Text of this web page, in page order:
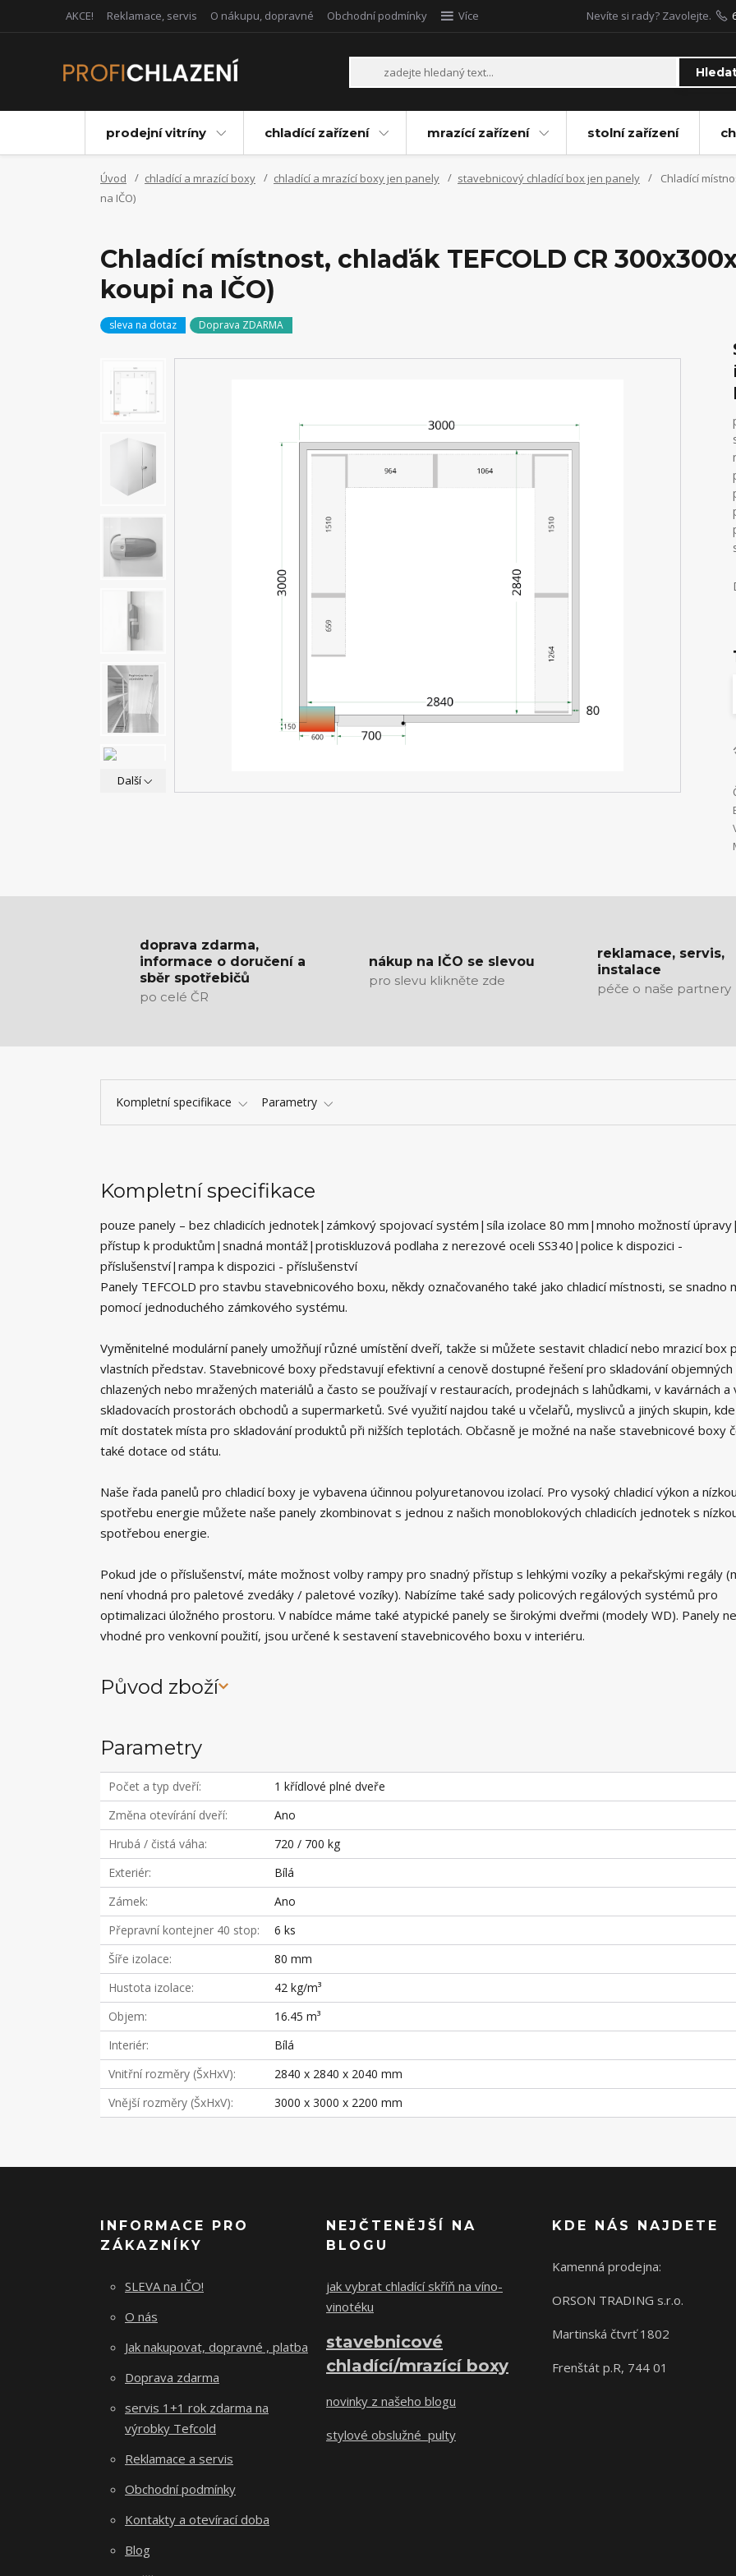
AKCE! Reklamace, servis O nákupu, dopravné Obchodní podmínky Více Nevíte si rady? Zavolejte.
prodejní vitríny chladící zařízení mrazící zařízení stolní zařízení
Úvod chladící a mrazící boxy chladící a mrazící boxy jen panely stavebnicový chladící box jen panely
Chladící
na IČO)
Chladící místnost, chlaďák TEFCOLD CR
koupi na IČO)
sleva na dotaz Doprava ZDARMA
Další
doprava zdarma,
informace o doručení a
sběr spotřebičů
po celé ČR
nákup na IČO se slevou
pro slevu klikněte zde
reklamace, servis,
instalace
péče o naše partnery
Kompletní specifikace Parametry
Kompletní specifikace
pouze panely – bez chladicích jednotek|zámkový spojovací systém|síla izolace 80 mm|mnoho možností
přístup k produktům|snadná montáž|protiskluzová podlaha z nerezové oceli SS340|police k dispozici -
příslušenství|rampa k dispozici - příslušenství
Panely TEFCOLD pro stavbu stavebnicového boxu, někdy označovaného také jako chladicí místnosti, se snadno
pomocí jednoduchého zámkového systému.
Vyměnitelné modulární panely umožňují různé umístění dveří, takže si můžete sestavit chladicí nebo mrazicí box
vlastních představ. Stavebnicové boxy představují efektivní a cenově dostupné řešení pro skladování objemných
chlazených nebo mražených materiálů a často se používají v restauracích, prodejnách s lahůdkami, v kavárnách a
skladovacích prostorách obchodů a supermarketů. Své využití najdou také u včelařů, myslivců a jiných skupin,
mít dostatek místa pro skladování produktů při nižších teplotách. Občasně je možné na naše stavebnicové boxy
také dotace od státu.
Naše řada panelů pro chladicí boxy je vybavena účinnou polyuretanovou izolací. Pro vysoký chladicí výkon a nízkou
spotřebu energie můžete naše panely zkombinovat s jednou z našich monoblokových chladicích jednotek s
spotřebou energie.
Pokud jde o příslušenství, máte možnost volby rampy pro snadný přístup s lehkými vozíky a pekařskými regály
není vhodná pro paletové zvedáky / paletové vozíky). Nabízíme také sady policových regálových systémů pro
optimalizaci úložného prostoru. V nabídce máme také atypické panely se širokými dveřmi (modely WD). Panely
vhodné pro venkovní použití, jsou určené k sestavení stavebnicového boxu v interiéru.
Původ zboží
Parametry
Počet a typ dveří
1 křídlové plné dveře
Změna otevírání dveří
Ano
Hrubá / čistá váha
720 / 700 kg
Exteriér
Bílá
Zámek
Ano
Přepravní kontejner 40 stop
6 ks
Šíře izolace
80 mm
Hustota izolace
42 kg/m³
Objem
16.45 m³
Interiér
Bílá
Vnitřní rozměry (ŠxHxV)
2840 x 2840 x 2040 mm
Vnější rozměry (ŠxHxV)
3000 x 3000 x 2200 mm
INFORMACE PRO
ZÁKAZNÍKY
SLEVA na IČO!
O nás
Jak nakupovat, dopravné , platba
Doprava zdarma
servis 1+1 rok zdarma na
výrobky Tefcold
Reklamace a servis
Obchodní podmínky
Kontakty a otevírací doba
Blog
NEJČTENĚJŠÍ NA
BLOGU
jak vybrat chladící skříň na víno-
vinotéku
stavebnicové
chladící/mrazící boxy
novinky z našeho blogu
stylové obslužné pulty
KDE NÁS NAJDETE
Kamenná prodejna:
ORSON TRADING s.r.o.
Martinská čtvrť 1802
Frenštát p.R, 744 01